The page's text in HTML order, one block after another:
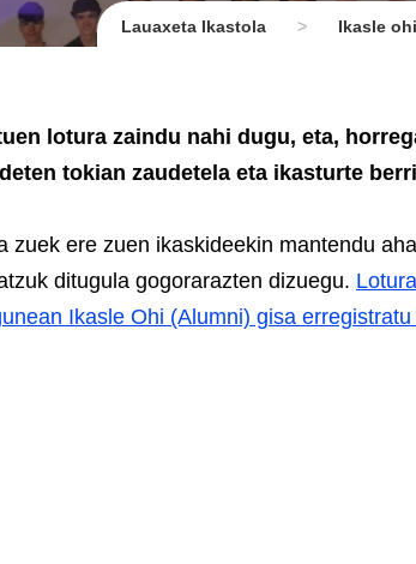
Lauaxeta Ikastola > Ikasle
lotura zaindu nahi dugu, eta,
tokian zaudetela eta ikasturte
ere zuen ikaskideekin mantendu
ditugula gogorarazten dizuegu.
Ikasle Ohi (Alumni) gisa